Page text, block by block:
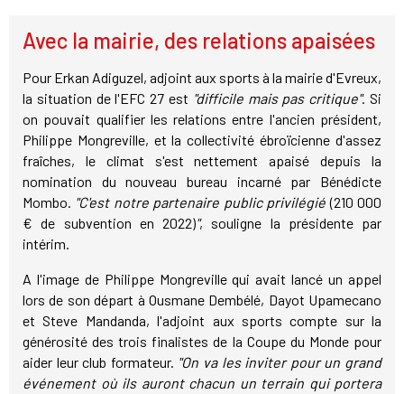
Avec la mairie, des relations apaisées
Pour Erkan Adiguzel, adjoint aux sports à la mairie d'Evreux,
la situation de l'EFC 27 est "difficile mais pas critique". Si
on pouvait qualifier les relations entre l'ancien président,
Philippe Mongreville, et la collectivité ébroïcienne d'assez
fraîches, le climat s'est nettement apaisé depuis la
nomination du nouveau bureau incarné par Bénédicte
Mombo. "C'est notre partenaire public privilégié(210 000
€ de subvention en 2022)", souligne la présidente par
intérim.
A l'image de Philippe Mongreville qui avait lancé un appel
lors de son départ à Ousmane Dembélé, Dayot Upamecano
et Steve Mandanda, l'adjoint aux sports compte sur la
générosité des trois finalistes de la Coupe du Monde pour
aider leur club formateur. "On va les inviter pour un grand
événement où ils auront chacun un terrain qui portera